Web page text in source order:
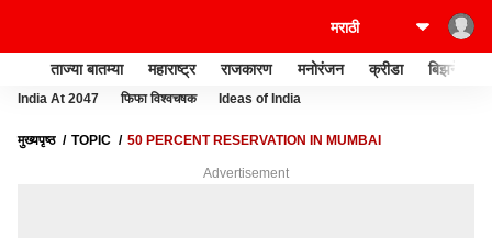
ताज्या बातम्या महाराष्ट्र राजकारण मनोरंजन क्रीडा बिझनेस
India At 2047 फिफा विश्वचषक Ideas of India
मुख्यपृष्ठ TOPIC 50 PERCENT RESERVATION IN MUMBAI
Advertisement